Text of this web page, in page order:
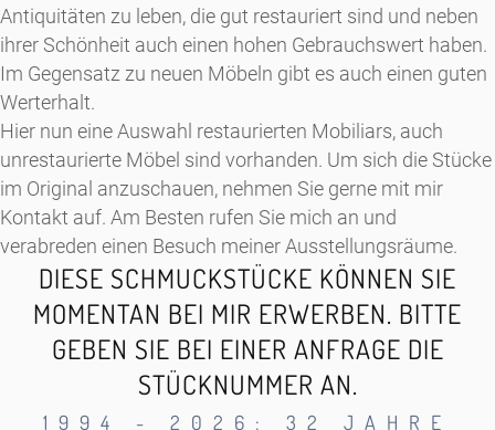
Antiquitäten zu leben, die gut restauriert sind und neben
ihrer Schönheit auch einen hohen Gebrauchswert haben.
Im Gegensatz zu neuen Möbeln gibt es auch einen guten
Werterhalt.
Hier nun eine Auswahl restaurierten Mobiliars, auch
unrestaurierte Möbel sind vorhanden. Um sich die Stücke
im Original anzuschauen, nehmen Sie gerne mit mir
Kontakt auf. Am Besten rufen Sie mich an und
verabreden einen Besuch meiner Ausstellungsräume.
DIESE SCHMUCKSTÜCKE KÖNNEN SIE
MOMENTAN BEI MIR ERWERBEN. BITTE
GEBEN SIE BEI EINER ANFRAGE DIE
STÜCKNUMMER AN.
1994 - 2026: 32 JAHRE